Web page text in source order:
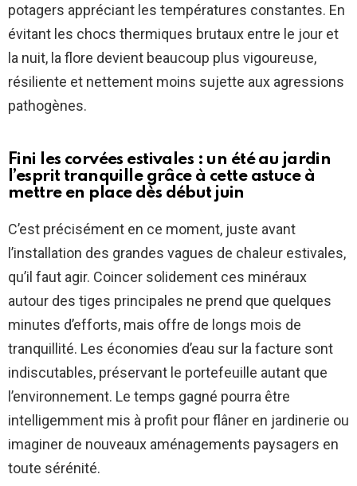
potagers appréciant les températures constantes. En
évitant les chocs thermiques brutaux entre le jour et
la nuit, la flore devient beaucoup plus vigoureuse,
résiliente et nettement moins sujette aux agressions
pathogènes.
Fini les corvées estivales : un été au jardin
l’esprit tranquille grâce à cette astuce à
mettre en place dès début juin
C’est précisément en ce moment, juste avant
l’installation des grandes vagues de chaleur estivales,
qu’il faut agir. Coincer solidement ces minéraux
autour des tiges principales ne prend que quelques
minutes d’efforts, mais offre de longs mois de
tranquillité. Les économies d’eau sur la facture sont
indiscutables, préservant le portefeuille autant que
l’environnement. Le temps gagné pourra être
intelligemment mis à profit pour flâner en jardinerie ou
imaginer de nouveaux aménagements paysagers en
toute sérénité.